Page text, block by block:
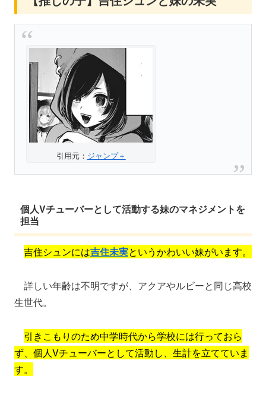
引用元： ジャンプ＋
個人Vチューバーとして活動する妹のマネジメントを
担当
吉住シュンには吉住未実というかわいい妹がいます。
詳しい年齢は不明ですが、アクアやルビーと同じ高校
生世代。
引きこもりのため中学時代から学校には行っておら
ず、個人Vチューバーとして活動し、生計を立てていま
す。